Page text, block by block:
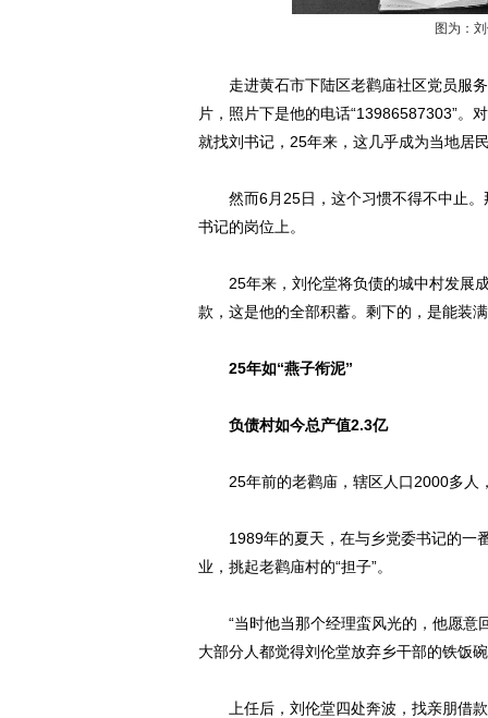
图为：
走进黄石市下陆区老鹳庙社区党员服务
片，照片下是他的电话“13986587303”。
就找刘书记，25年来，这几乎成为当地居
然而6月25日，这个习惯不得不中止。
书记的岗位上。
25年来，刘伦堂将负债的城中村发展成
款，这是他的全部积蓄。剩下的，是能装
25年如“燕子衔泥”
负债村如今总产值2.3亿
25年前的老鹳庙，辖区人口2000多人
1989年的夏天，在与乡党委书记的一番
业，挑起老鹳庙村的“担子”。
“当时他当那个经理蛮风光的，他愿意
大部分人都觉得刘伦堂放弃乡干部的铁饭
上任后，刘伦堂四处奔波，找亲朋借款